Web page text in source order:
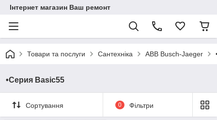
Інтернет магазин Ваш ремонт
Товари та послуги Сантехніка ABB Busch-Jaeger
•Серия Basic55
Сортування 0 Фільтри